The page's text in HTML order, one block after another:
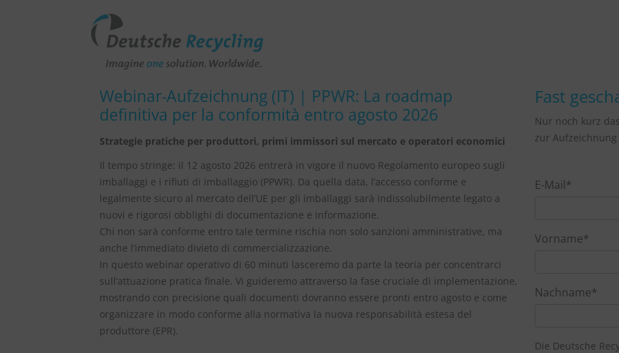
Webinar-Aufzeichnung (IT) | PPWR: La roadmap
definitiva per la conformità entro agosto 2026
Strategie pratiche per produttori, primi immissori sul mercato e operatori economici
Il tempo stringe: il 12 agosto 2026 entrerà in vigore il nuovo Regolamento europeo sugli
imballaggi e i rifiuti di imballaggio (PPWR). Da quella data, l’accesso conforme e
legalmente sicuro al mercato dell’UE per gli imballaggi sarà indissolubilmente legato a
nuovi e rigorosi obblighi di documentazione e informazione.
Chi non sarà conforme entro tale termine rischia non solo sanzioni amministrative, ma
anche l’immediato divieto di commercializzazione.
In questo webinar operativo di 60 minuti lasceremo da parte la teoria per concentrarci
sull’attuazione pratica finale. Vi guideremo attraverso la fase cruciale di implementazione,
mostrando con precisione quali documenti dovranno essere pronti entro agosto e come
organizzare in modo conforme alla normativa la nuova responsabilità estesa del
produttore (EPR).
Fast
Nur noch kurz
zur
E-Mail*
Vorname*
Nachname*
Die Deutsche